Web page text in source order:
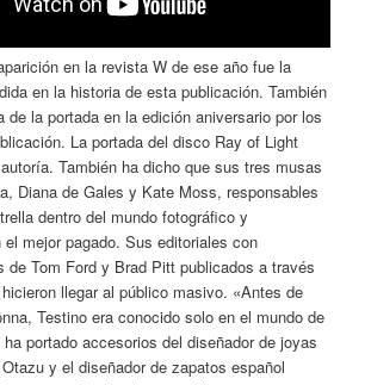
en la revista W de ese año fue la
en la historia de esta publicación. También
de la portada en la edición aniversario por los
La portada del disco Ray of Light
También ha dicho que sus tres musas
Diana de Gales y Kate Moss, responsables
dentro del mundo fotográfico y
el mejor pagado. Sus editoriales con
de Tom Ford y Brad Pitt publicados a través
llegar al público masivo. «Antes de
Testino era conocido solo en el mundo de
portado accesorios del diseñador de joyas
y el diseñador de zapatos español